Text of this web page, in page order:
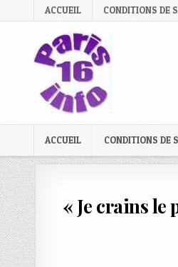
to
ACCUEIL CONDITIONS DE
ACCUEIL CONDITIONS DE
« Je crains le